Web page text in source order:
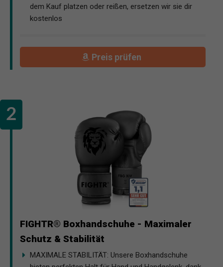
dem Kauf platzen oder reißen, ersetzen wir sie dir
kostenlos
Preis prüfen
FIGHTR® Boxhandschuhe - Maximaler
Schutz & Stabilität
MAXIMALE STABILITÄT: Unsere Boxhandschuhe